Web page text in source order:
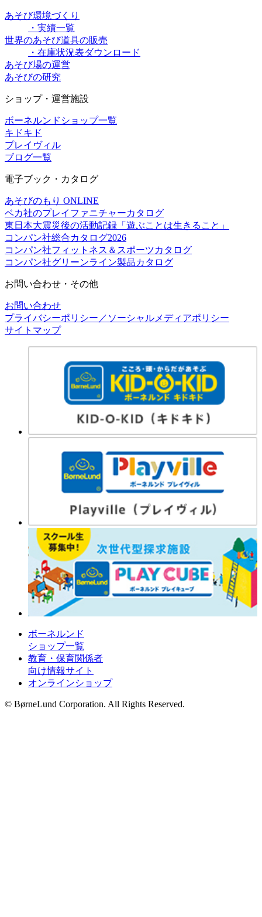
あそび環境づくり
・実績一覧
世界のあそび道具の販売
・在庫状況表ダウンロード
あそび場の運営
あそびの研究
ショップ・運営施設
ボーネルンドショップ一覧
キドキド
プレイヴィル
ブログ一覧
電子ブック・カタログ
あそびのもり ONLINE
ベカ社のプレイファニチャーカタログ
東日本大震災後の活動記録「遊ぶことは生きること」
コンパン社総合カタログ2026
コンパン社フィットネス＆スポーツカタログ
コンパン社グリーンライン製品カタログ
お問い合わせ・その他
お問い合わせ
プライバシーポリシー／ソーシャルメディアポリシー
サイトマップ
ボーネルンド
ショップ一覧
教育・保育関係者
向け情報サイト
オンラインショップ
© BørneLund Corporation. All Rights Reserved.